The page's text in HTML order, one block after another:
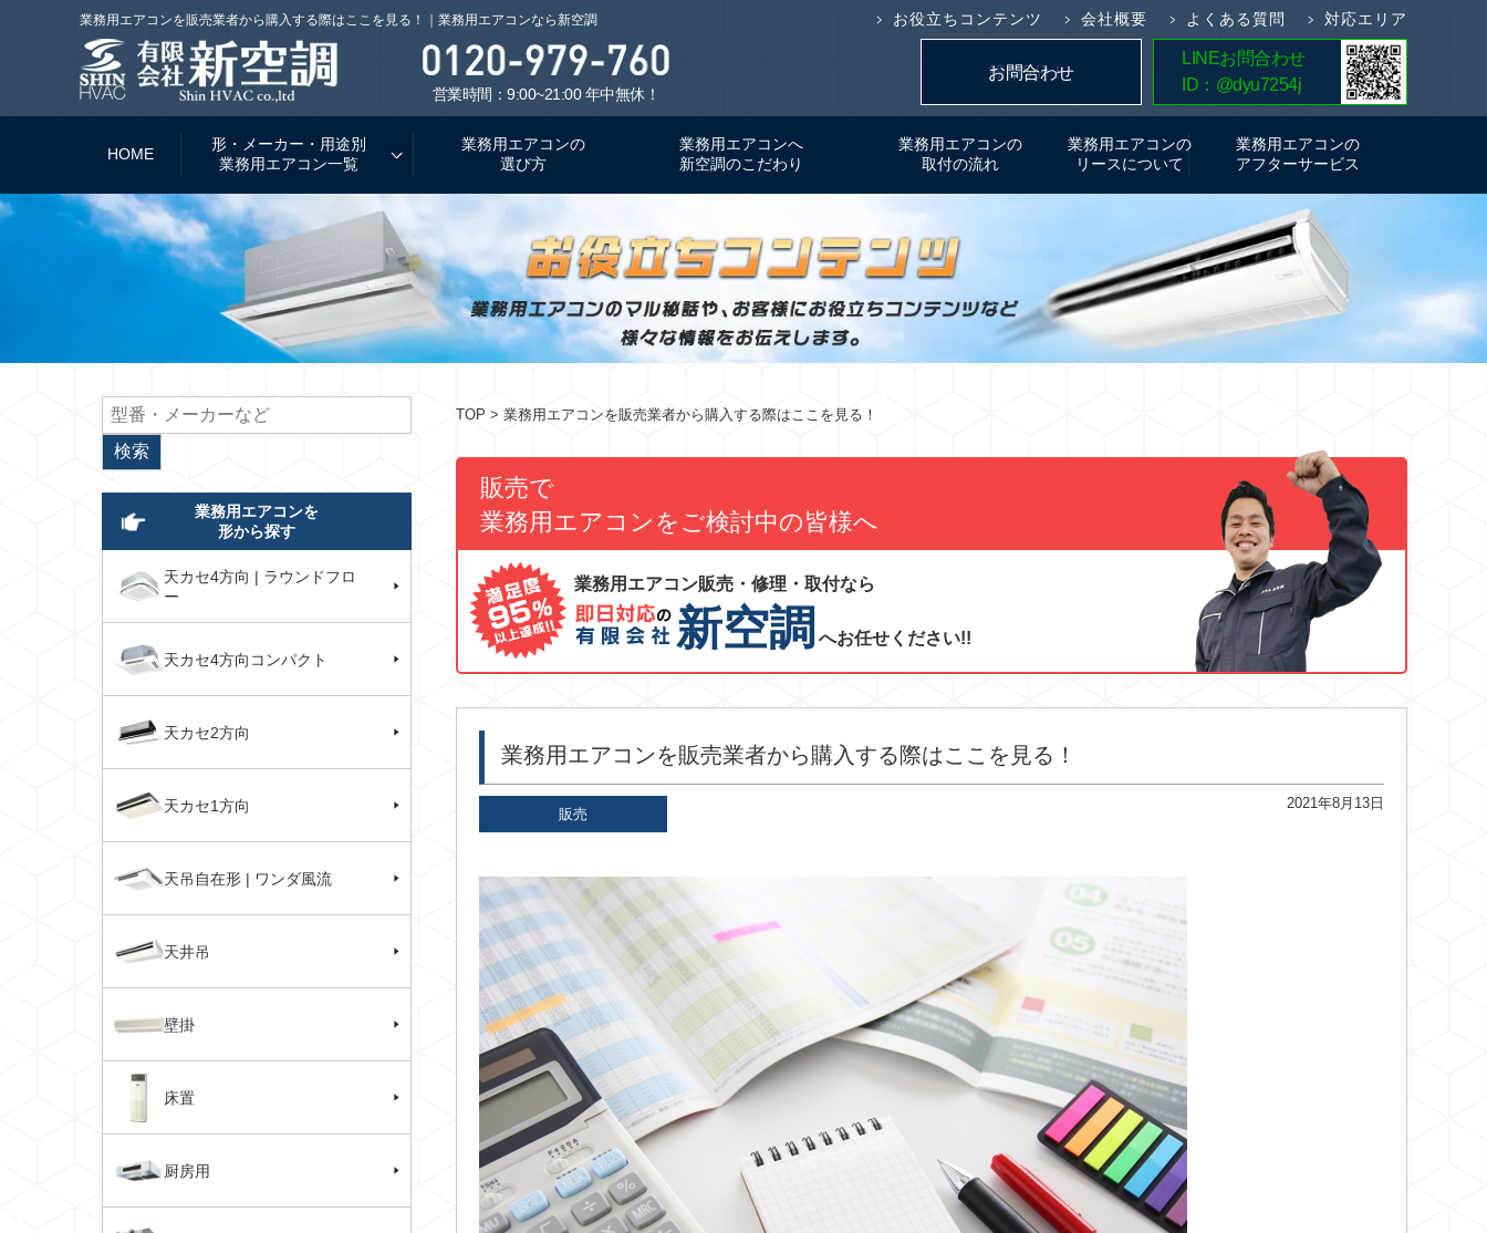
業務用エアコンを販売業者から購入する際はここを見る！｜業務用エアコンなら新空調 お役立ちコンテンツ 会社概要 よくある質問 対応エリア
営業時間：9:00~21:00 年中無休！
簡単5分！
お見積り
お問合わせ
LINEお問合わせ
ID：@dyu7254j
HOME
形・メーカー・用途別
業務用エアコン一覧
業務用エアコンの
選び方
業務用エアコンへ
新空調のこだわり
業務用エアコンの
取付の流れ
業務用エアコンの
リースについて
業務用エアコンの
アフターサービス
TOP > 業務用エアコンを販売業者から購入する際はここを見る！
販売で
業務用エアコンをご検討中の皆様へ
業務用エアコン販売・修理・取付なら
新空調 へお任せください!!
業務用エアコンを販売業者から購入する際はここを見る！
2021年8月13日
販売
業務用エアコンを
形から探す
天カセ4方向 | ラウンドフロ
ー
天カセ4方向コンパクト
天カセ2方向
天カセ1方向
天吊自在形 | ワンダ風流
天井吊
壁掛
床置
厨房用